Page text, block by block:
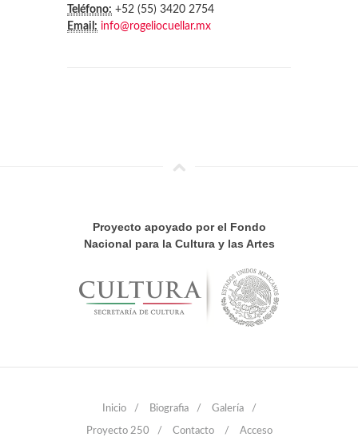
Teléfono: +52 (55) 3420 2754
Email: info@rogeliocuellar.mx
Proyecto apoyado por el Fondo
Nacional para la Cultura y las Artes
Inicio / Biografia / Galería /
Proyecto 250 / Contacto / Acceso